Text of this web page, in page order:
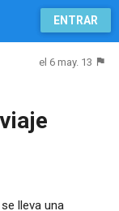
ENTRAR
el 6 may. 13
lleva una